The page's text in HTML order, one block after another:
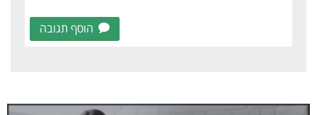
הוסף תגובה